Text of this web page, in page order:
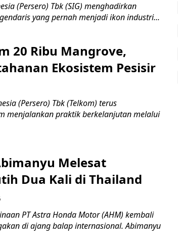
(Persero) Tbk (SIG) menghadirkan
yang pernah menjadi ikon industri...
20 Ribu Mangrove,
Ekosistem Pesisir
(Persero) Tbk (Telkom) terus
menjalankan praktik berkelanjutan melalui
Melesat
Dua Kali di Thailand
PT Astra Honda Motor (AHM) kembali
di ajang balap internasional. Abimanyu